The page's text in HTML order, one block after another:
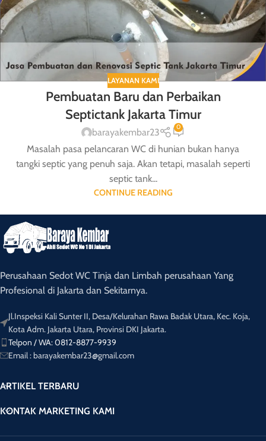
LAYANAN KAMI
Pembuatan Baru dan Perbaikan
Septictank Jakarta Timur
barayakembar23 0
Masalah pasa pelancaran WC di hunian bukan hanya
tangki septic yang penuh saja. Akan tetapi, masalah seperti
septic tank...
CONTINUE READING
Perusahaan Sedot WC Tinja dan Limbah perusahaan Yang
Profesional di Jakarta dan Sekitarnya.
Jl.Inspeksi Kali Sunter II, Desa/Kelurahan Rawa Badak Utara, Kec. Koja,
Kota Adm. Jakarta Utara, Provinsi DKI Jakarta.
Telpon / WA: 0812-8877-9939
Email : barayakembar23@gmail.com
ARTIKEL TERBARU
KONTAK MARKETING KAMI